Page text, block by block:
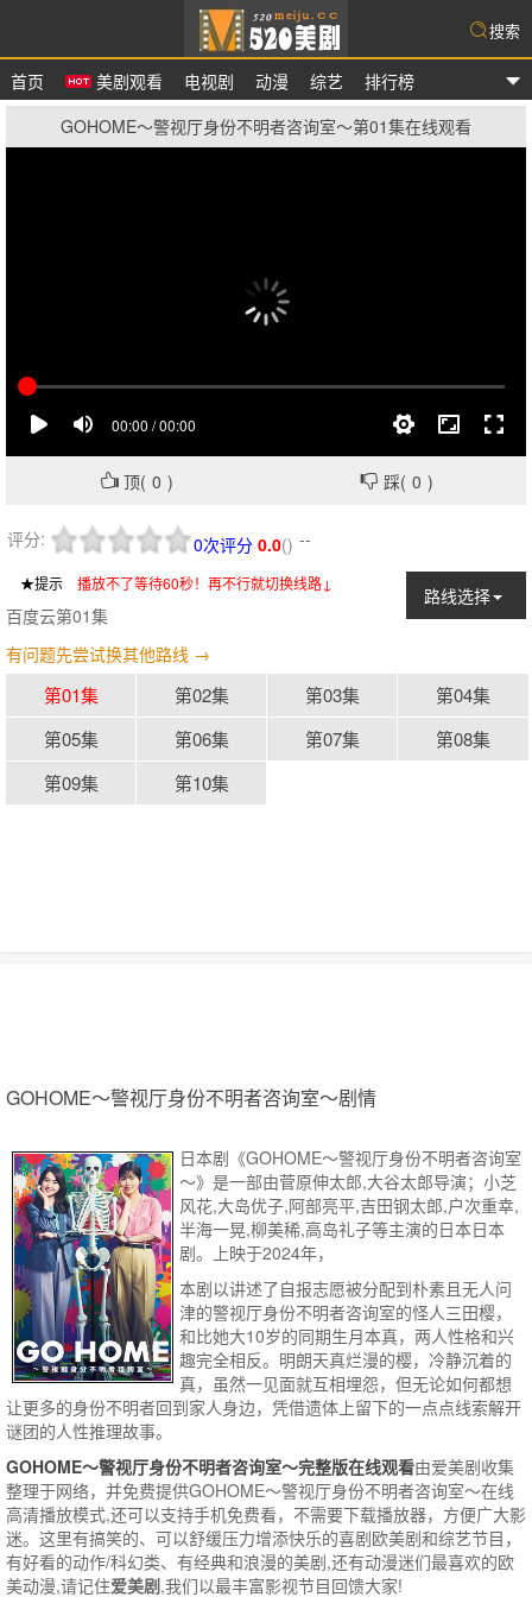
爱美剧
首页 美剧观看 电视剧 动漫 综艺 排行榜
搜索
GOHOME〜警视厅身份不明者咨询室〜第01集在线观看
顶( 0 ) 踩( 0 )
评分: 0.0(
0次评分 ) --
★提示 播放不了等待60秒！再不行就切换线路↓
路线选择
百度云第01集
有问题先尝试换其他路线 →
第01集 第02集 第03集
第04集
第05集
第06集 第07集
第08集
第09集
第10集
GOHOME〜警视厅身份不明者咨询室〜剧情
日本剧《GOHOME〜警视厅身份不明者咨询室
〜》是一部由菅原伸太郎,大谷太郎导演；小芝
风花,大岛优子,阿部亮平,吉田钢太郎,户次重幸,
半海一晃,柳美稀,高岛礼子等主演的日本日本
剧。上映于2024年，
本剧以讲述了自报志愿被分配到朴素且无人问
津的警视厅身份不明者咨询室的怪人三田樱，
和比她大10岁的同期生月本真，两人性格和兴
趣完全相反。明朗天真烂漫的樱，冷静沉着的
真，虽然一见面就互相埋怨，但无论如何都想
让更多的身份不明者回到家人身边，凭借遗体上留下的一点点线索解开
谜团的人性推理故事。
GOHOME〜警视厅身份不明者咨询室〜完整版在线观看由爱美剧收集
整理于网络，并免费提供GOHOME〜警视厅身份不明者咨询室〜在线
高清播放模式,还可以支持手机免费看，不需要下载播放器，方便广大影
迷。这里有搞笑的、可以舒缓压力增添快乐的喜剧欧美剧和综艺节目，
有好看的动作/科幻类、有经典和浪漫的美剧,还有动漫迷们最喜欢的欧
美动漫,请记住爱美剧,我们以最丰富影视节目回馈大家!